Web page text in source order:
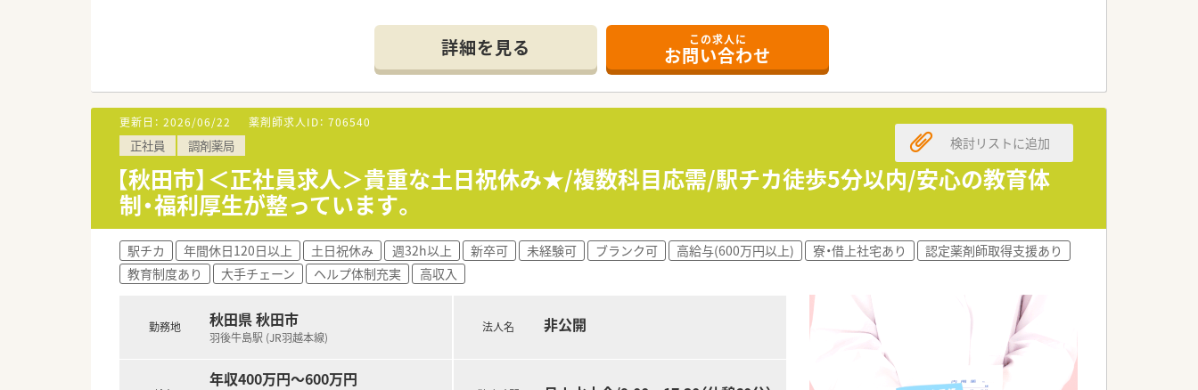
■勤務薬剤師として対人業務を中心に活躍いただきます。
■内科、外科全般を中心に応需しています。
■処方箋枚数は40枚ほどですが、2名以上の薬剤師と事務で対応しています。
■秋田市中心部のため、さまざまな医療機関からの処方箋を受付ております。
≪こんな会社です≫
■秋田市内、湯沢市内を中心に5店舗の調剤薬局を展開しています。
■地域の方々・当社スタッフとのコミュニケーションを大切にしている薬局です。
■また、大手調剤チェーンのグループ傘下であり、研修・福利厚生・安定性は充実しています。
■グループ内での研修は年間100回以上！学びたい人が活用できる環境です。
■薬学的知識の取得・人間性の向上を目的とした研修など様々ございます。
■認定薬剤資格取得のサポート制度がございます。
※プライマリ・ケア、外来がん治療、緩和薬物療法、精神科薬物療法、在宅療養支援、リウマチ登録、認知症ケア上級など
■グループ傘下企業全体での学術大会にも参加しています。
■若い世代のキャリアアップはもちろん、子育て世代も応援しており、働きやすい環境で安心して働けます。
詳細を見る この求人に
お問い合わせ
更新日： 2026/06/22 薬剤師求人ID： 706540
正社員 調剤薬局
【秋田市】＜正社員求人＞貴重な土日祝休み★/複数科目応需/駅チカ徒歩5分以内/安心の教育体
制・福利厚生が整っています。
検討リストに追加
駅チカ 年間休日120日以上 土日祝休み 週32h以上 新卒可 未経験可 ブランク可 高給与(600万円以上) 寮・借上社宅あり
認定薬剤師取得支援あり
教育制度あり
大手チェーン ヘルプ体制充実 高収入
勤務地 秋田県 秋田市
羽後牛島駅 (JR羽越本線)
年収400万円～600万円
法人名 非公開